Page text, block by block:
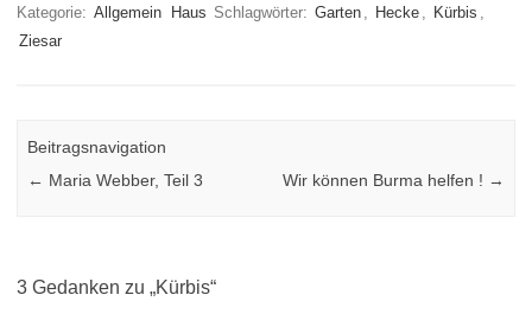
Kategorie: Allgemein Haus Schlagwörter: Garten , Hecke , Kürbis ,
Ziesar
Beitragsnavigation
← Maria Webber, Teil 3 Wir können Burma helfen ! →
3 Gedanken zu „Kürbis“